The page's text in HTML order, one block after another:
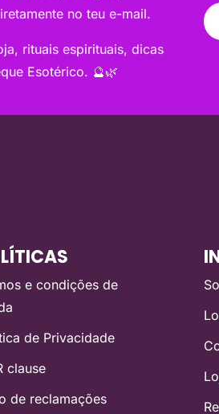
no teu e-mail.
rituais espirituais, dicas
Esotérico. 🔮🌿
e condições de
de Privacidade
clause
de reclamações